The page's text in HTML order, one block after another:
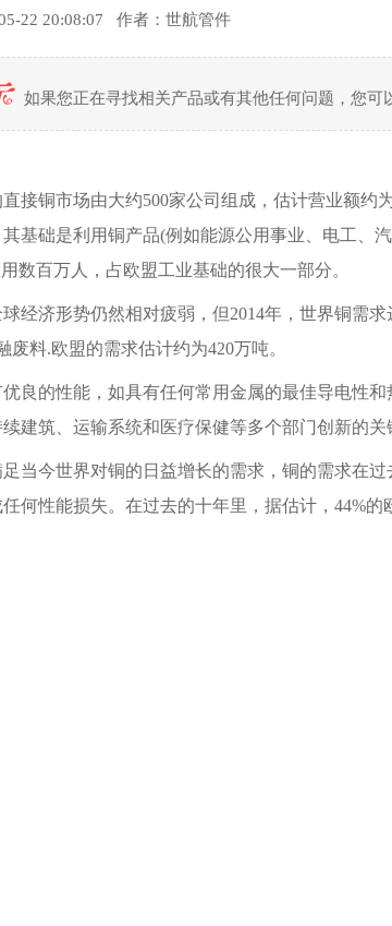
22 20:08:07 作者：世航管件
如果您正在寻找相关产品或有其他任何问题，您可
铜市场由大约500家公司组成，估计营业额约
基础是利用铜产品(例如能源公用事业、电工、
数百万人，占欧盟工业基础的很大一部分。
济形势仍然相对疲弱，但2014年，世界铜需求
废料.欧盟的需求估计约为420万吨。
的性能，如具有任何常用金属的最佳导电性和
建筑、运输系统和医疗保健等多个部门创新的关
今世界对铜的日益增长的需求，铜的需求在过
何性能损失。在过去的十年里，据估计，44%